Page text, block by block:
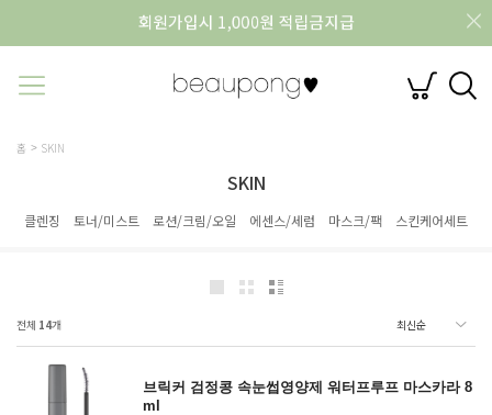
홈 SKIN
SKIN
클렌징 토너/미스트 로션/크림/오일 에센스/세럼 마스크/팩 스킨케어세트
전체 14개
브릭커 검정콩 속눈썹영양제 워터프루프 마스카라 8
ml